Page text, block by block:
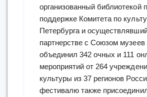
организованный библиотекой
поддержке Комитета по
Петербурга и
партнерстве с Союзом музеев
объединил 342 очных и 111
мероприятий от 264
культуры из 37 регионов
фестивалю также